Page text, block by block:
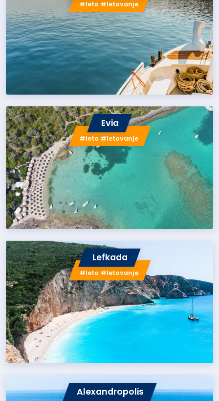
#leto #letovanje
Evia
#leto #letovanje
Lefkada
#leto #letovanje
Alexandropolis